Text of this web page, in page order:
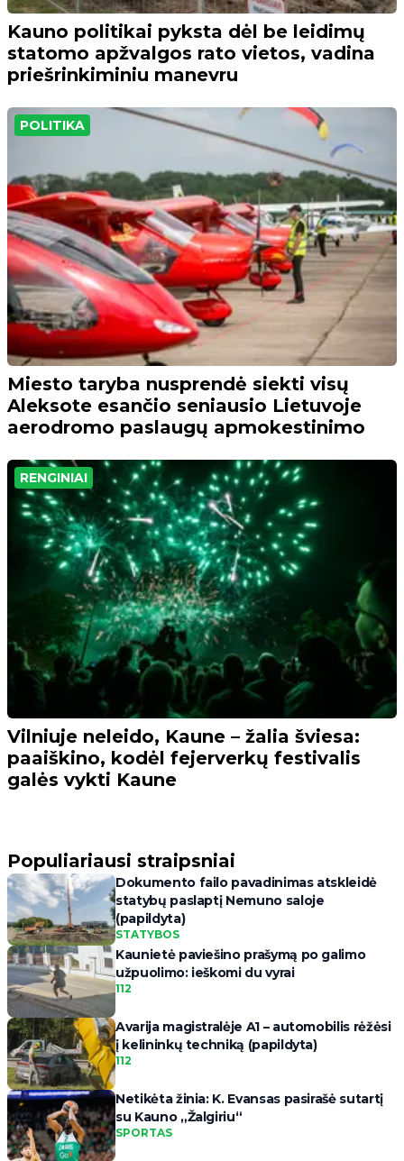
Kauno politikai pyksta dėl be leidimų
statomo apžvalgos rato vietos, vadina
priešrinkiminiu manevru
POLITIKA
Miesto taryba nusprendė siekti visų
Aleksote esančio seniausio Lietuvoje
aerodromo paslaugų apmokestinimo
RENGINIAI
Vilniuje neleido, Kaune – žalia šviesa:
paaiškino, kodėl fejerverkų festivalis
galės vykti Kaune
Populiariausi straipsniai
Dokumento failo pavadinimas atskleidė
statybų paslaptį Nemuno saloje
(papildyta)
STATYBOS
Kaunietė paviešino prašymą po galimo
užpuolimo: ieškomi du vyrai
112
Avarija magistralėje A1 – automobilis rėžėsi
į kelininkų techniką (papildyta)
112
Netikėta žinia: K. Evansas pasirašė sutartį
su Kauno „Žalgiriu“
SPORTAS